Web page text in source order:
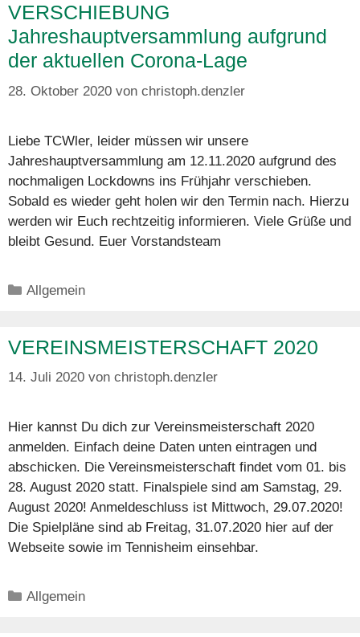
VERSCHIEBUNG
Jahreshauptversammlung aufgrund
der aktuellen Corona-Lage
28. Oktober 2020 von christoph.denzler
Liebe TCWler, leider müssen wir unsere
Jahreshauptversammlung am 12.11.2020 aufgrund des
nochmaligen Lockdowns ins Frühjahr verschieben.
Sobald es wieder geht holen wir den Termin nach. Hierzu
werden wir Euch rechtzeitig informieren. Viele Grüße und
bleibt Gesund. Euer Vorstandsteam
Kategorien
Allgemein
VEREINSMEISTERSCHAFT 2020
14. Juli 2020 von christoph.denzler
Hier kannst Du dich zur Vereinsmeisterschaft 2020
anmelden. Einfach deine Daten unten eintragen und
abschicken. Die Vereinsmeisterschaft findet vom 01. bis
28. August 2020 statt. Finalspiele sind am Samstag, 29.
August 2020! Anmeldeschluss ist Mittwoch, 29.07.2020!
Die Spielpläne sind ab Freitag, 31.07.2020 hier auf der
Webseite sowie im Tennisheim einsehbar.
Kategorien
Allgemein